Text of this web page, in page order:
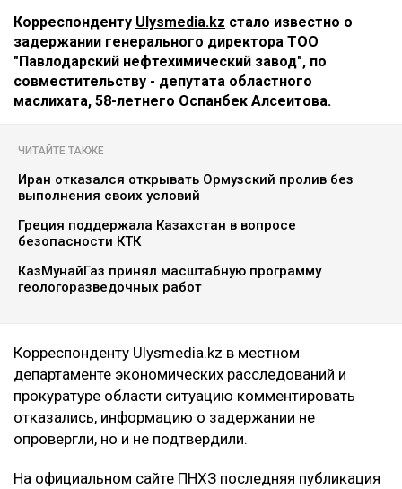
Корреспонденту Ulysmedia.kz стало известно о
задержании генерального директора ТОО
"Павлодарский нефтехимический завод", по
совместительству - депутата областного
маслихата, 58-летнего Оспанбек Алсеитова.
ЧИТАЙТЕ ТАКЖЕ
Иран отказался открывать Ормузский пролив без
выполнения своих условий
Греция поддержала Казахстан в вопросе
безопасности КТК
КазМунайГаз принял масштабную программу
геологоразведочных работ
Корреспонденту Ulysmedia.kz в местном
департаменте экономических расследований и
прокуратуре области ситуацию комментировать
отказались, информацию о задержании не
опровергли, но и не подтвердили.
На официальном сайте ПНХЗ последняя публикация